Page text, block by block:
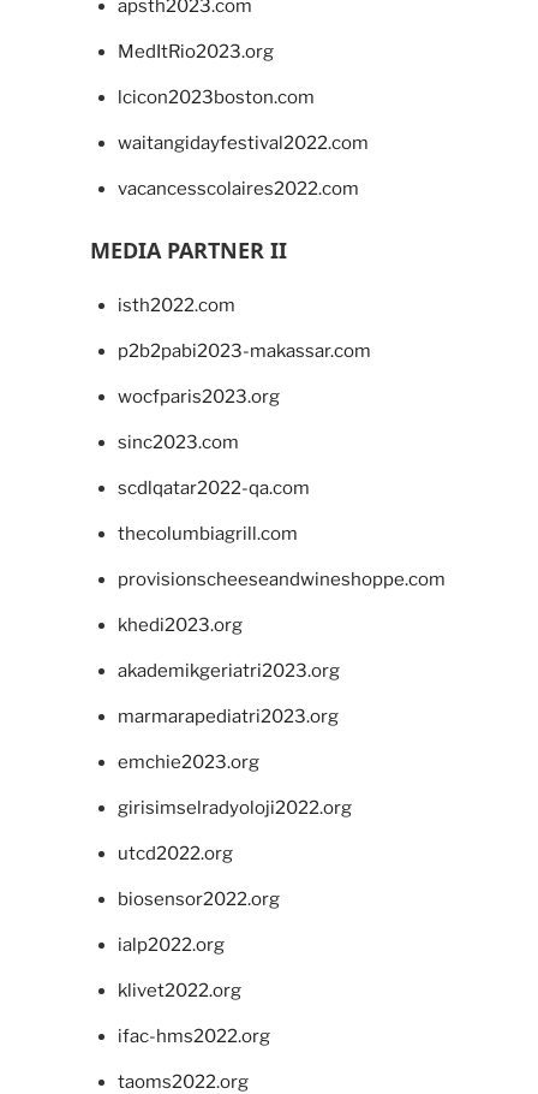
apsth2023.com
MedItRio2023.org
lcicon2023boston.com
waitangidayfestival2022.com
vacancesscolaires2022.com
MEDIA PARTNER II
isth2022.com
p2b2pabi2023-makassar.com
wocfparis2023.org
sinc2023.com
scdlqatar2022-qa.com
thecolumbiagrill.com
provisionscheeseandwineshoppe.com
khedi2023.org
akademikgeriatri2023.org
marmarapediatri2023.org
emchie2023.org
girisimselradyoloji2022.org
utcd2022.org
biosensor2022.org
ialp2022.org
klivet2022.org
ifac-hms2022.org
taoms2022.org